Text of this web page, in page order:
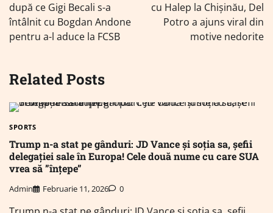
articole
după ce Gigi Becali s-a
întâlnit cu Bogdan Andone
pentru a-l aduce la FCSB
cu Halep la Chișinău, Del
Potro a ajuns viral din
motive nedorite
Related Posts
SPORTS
Trump n-a stat pe gânduri: JD Vance și soția sa, șefii
delegației sale în Europa! Cele două nume cu care SUA
vrea să ”înțepe”
Admin Februarie 11, 2026 0